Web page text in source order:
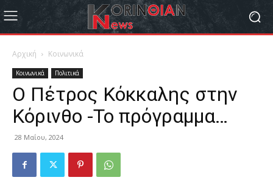
Αρχική Κοινωνικά
Κοινωνικά Πολιτικά
Ο Πέτρος Κόκκαλης στην
Κόρινθο -Το πρόγραμμα…
28 Μαΐου, 2024